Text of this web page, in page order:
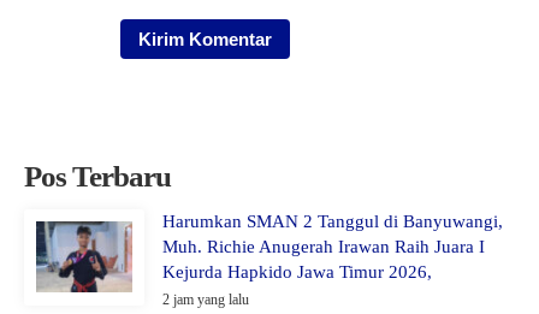
Pos Terbaru
Harumkan SMAN 2 Tanggul di Banyuwangi,
Muh. Richie Anugerah Irawan Raih Juara I
Kejurda Hapkido Jawa Timur 2026,
2 jam yang lalu